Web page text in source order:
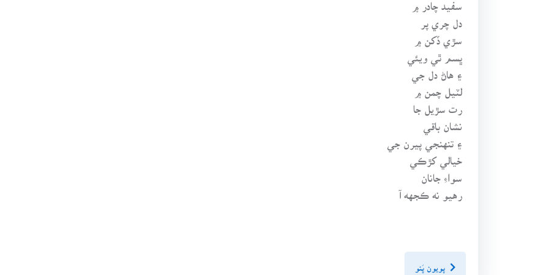
دل چري پر
سڙي ڏکن ۾
۽ هاڻ دل جي
لٽيل چمن ۾
رت سڙيل جا
نشان باقي
خيالي کڙڪي
سواءِ جانان
رهيو نه ڪجهه آ
پويون پَنو